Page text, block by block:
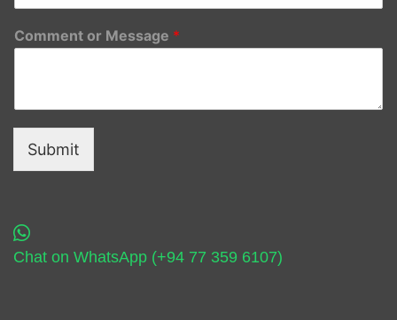
Comment or Message *
Submit
Chat on WhatsApp (+94 77 359 6107)